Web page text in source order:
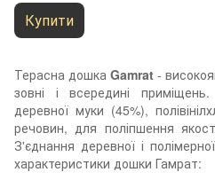
Купити
Терасна дошка Gamrat -
зовні і всередині
деревної муки (45%),
речовин, для поліпшення
З'єднання деревної і
характеристики дошки Гамрат: